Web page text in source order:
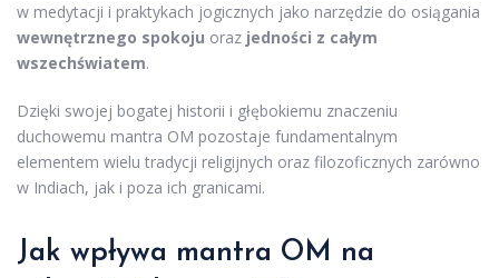
w medytacji i praktykach jogicznych jako narzędzie do osiągania
wewnętrznego spokoju oraz jedności z całym
wszechświatem.
Dzięki swojej bogatej historii i głębokiemu znaczeniu
duchowemu mantra OM pozostaje fundamentalnym
elementem wielu tradycji religijnych oraz filozoficznych zarówno
w Indiach, jak i poza ich granicami.
Jak wpływa mantra OM na